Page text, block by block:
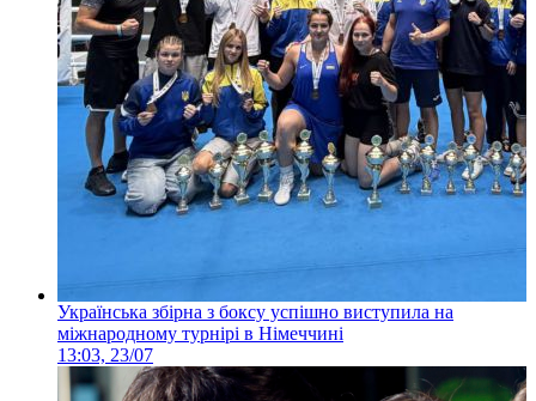
Українська збірна з боксу успішно виступила на
міжнародному турнірі в Німеччині
13:03, 23/07